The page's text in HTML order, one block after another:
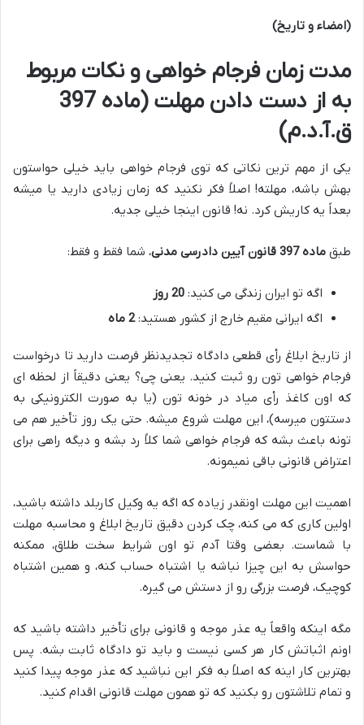
(امضاء و تاریخ)
مدت زمان فرجام خواهی و نکات مربوط
به از دست دادن مهلت (ماده 397
ق.آ.د.م)
یکی از مهم ترین نکاتی که توی فرجام خواهی باید خیلی حواستون
بهش باشه، مهلته! اصلاً فکر نکنید که زمان زیادی دارید یا میشه
بعداً یه کاریش کرد. نه! قانون اینجا خیلی جدیه.
طبق ماده 397 قانون آیین دادرسی مدنی ، شما فقط و فقط:
اگه تو ایران زندگی می کنید: 20 روز
اگه ایرانی مقیم خارج از کشور هستید:2 ماه
از تاریخ ابلاغ رأی قطعی دادگاه تجدیدنظر فرصت دارید تا درخواست
فرجام خواهی تون رو ثبت کنید. یعنی چی؟ یعنی دقیقاً از لحظه ای
که اون کاغذ رأی میاد در خونه تون (یا به صورت الکترونیکی به
دستتون میرسه)، این مهلت شروع میشه. حتی یک روز تأخیر هم می
تونه باعث بشه که فرجام خواهی شما کلاً رد بشه و دیگه راهی برای
اعتراض قانونی باقی نمیمونه.
اهمیت این مهلت اونقدر زیاده که اگه یه وکیل کاربلد داشته باشید،
اولین کاری که می کنه، چک کردن دقیق تاریخ ابلاغ و محاسبه مهلت
با شماست. بعضی وقتا آدم تو اون شرایط سخت طلاق، ممکنه
حواسش به این چیزا نباشه یا اشتباه حساب کنه، و همین اشتباه
کوچیک، فرصت بزرگی رو از دستش می گیره.
مگه اینکه واقعاً یهعذر موجه و قانونی برای تأخیر داشته باشید که
اونم اثباتش کار هر کسی نیست و باید تو دادگاه ثابت بشه. پس
بهترین کار اینه که اصلاً به فکر این نباشید که عذر موجه پیدا کنید
و تمام تلاشتون رو بکنید که تو همون مهلت قانونی اقدام کنید.